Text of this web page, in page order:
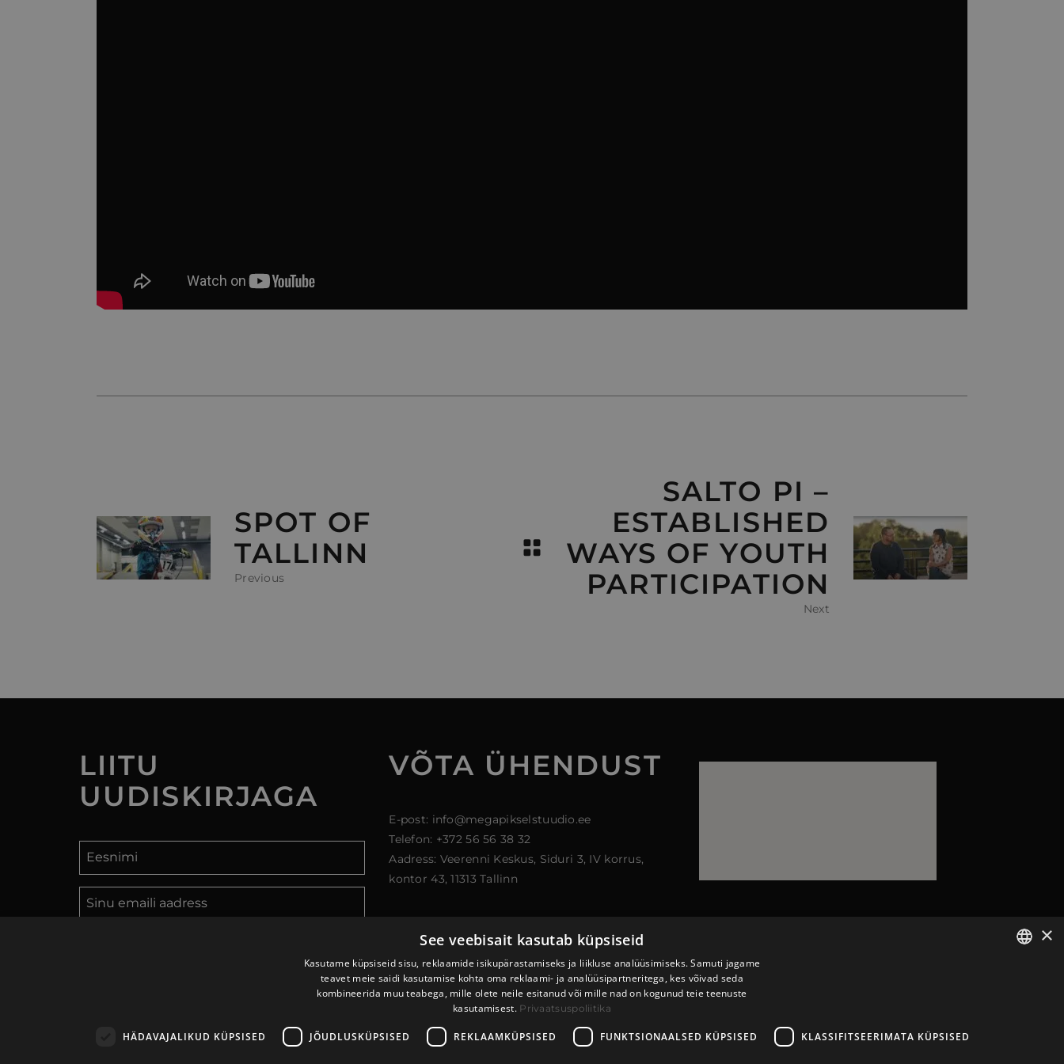
SPOT OF
TALLINN
Previous
SALTO PI –
ESTABLISHED
WAYS OF YOUTH
PARTICIPATION
Next
LIITU
UUDISKIRJAGA
LIITU UUDISKIRJAGA
VÕTA ÜHENDUST
E-post: info@megapikselstuudio.ee
Telefon: +372 56 56 38 32
Aadress: Veerenni Keskus, Siduri 3, IV korrus,
kontor 43, 11313 Tallinn
×
See veebisait kasutab küpsiseid
Kasutame küpsiseid sisu, reklaamide isikupärastamiseks ja liikluse analüüsimiseks. Samuti jagame
teavet meie saidi kasutamise kohta oma reklaami- ja analüüsipartneritega, kes võivad seda
kombineerida muu teabega, mille olete neile esitanud või mille nad on kogunud teie teenuste
kasutamisest. Privaatsuspoliitika
HÄDAVAJALIKUD KÜPSISED JÕUDLUSKÜPSISED REKLAAMKÜPSISED FUNKTSIONAALSED KÜPSISED KLASSIFITSEERIMATA KÜPSISED